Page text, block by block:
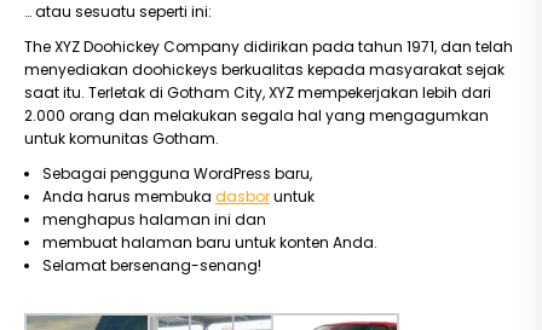
… atau sesuatu seperti ini:
The XYZ Doohickey Company didirikan pada tahun 1971, dan telah
menyediakan doohickeys berkualitas kepada masyarakat sejak
saat itu. Terletak di Gotham City, XYZ mempekerjakan lebih dari
2.000 orang dan melakukan segala hal yang mengagumkan
untuk komunitas Gotham.
Sebagai pengguna WordPress baru,
Anda harus membuka dasboruntuk
menghapus halaman ini dan
membuat halaman baru untuk konten Anda.
Selamat bersenang-senang!